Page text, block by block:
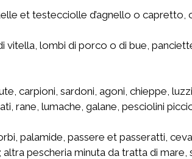
et testecciolle d’agnello o
vitella, lombi di porco o di bue,
carpioni, sardoni, agoni, chieppe,
rane, lumache, galane, pesciolini
palamide, passere et passeratti,
pescheria minuta da tratta di